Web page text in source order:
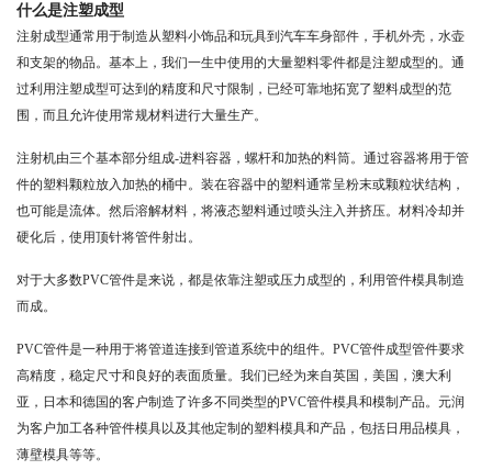
什么是注塑成型
注射成型通常用于制造从塑料小饰品和玩具到汽车车身部件，手机外壳，水壶
和支架的物品。基本上，我们一生中使用的大量塑料零件都是注塑成型的。通
过利用注塑成型可达到的精度和尺寸限制，已经可靠地拓宽了塑料成型的范
围，而且允许使用常规材料进行大量生产。
注射机由三个基本部分组成-进料容器，螺杆和加热的料筒。通过容器将用于管
件的塑料颗粒放入加热的桶中。装在容器中的塑料通常呈粉末或颗粒状结构，
也可能是流体。然后溶解材料，将液态塑料通过喷头注入并挤压。材料冷却并
硬化后，使用顶针将管件射出。
对于大多数PVC管件是来说，都是依靠注塑或压力成型的，利用管件模具制造
而成。
PVC管件是一种用于将管道连接到管道系统中的组件。PVC管件成型管件要求
高精度，稳定尺寸和良好的表面质量。我们已经为来自英国，美国，澳大利
亚，日本和德国的客户制造了许多不同类型的PVC管件模具和模制产品。元润
为客户加工各种管件模具以及其他定制的塑料模具和产品，包括日用品模具，
薄壁模具等等。